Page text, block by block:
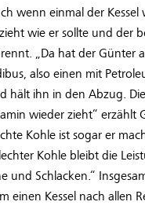
wenn einmal der Kessel
wie er sollte und der
„Da hat der Günter
also einen mit
hält ihn in den Abzug.
wieder zieht“ erzählt
Kohle ist sogar er
Kohle bleibt die
und Schlacken.“
einen Kessel nach allen